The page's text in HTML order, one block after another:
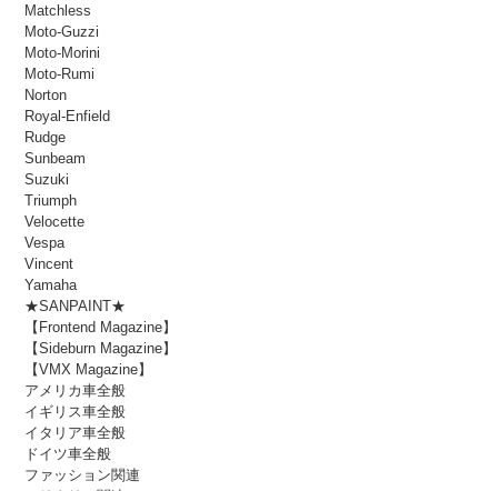
Matchless
Moto-Guzzi
Moto-Morini
Moto-Rumi
Norton
Royal-Enfield
Rudge
Sunbeam
Suzuki
Triumph
Velocette
Vespa
Vincent
Yamaha
★SANPAINT★
【Frontend Magazine】
【Sideburn Magazine】
【VMX Magazine】
アメリカ車全般
イギリス車全般
イタリア車全般
ドイツ車全般
ファッション関連